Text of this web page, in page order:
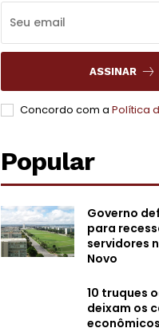
ASSINAR
Concordo com a Política
Popular
Governo
para
servidores
Novo
10 truques
deixam os
econômicos